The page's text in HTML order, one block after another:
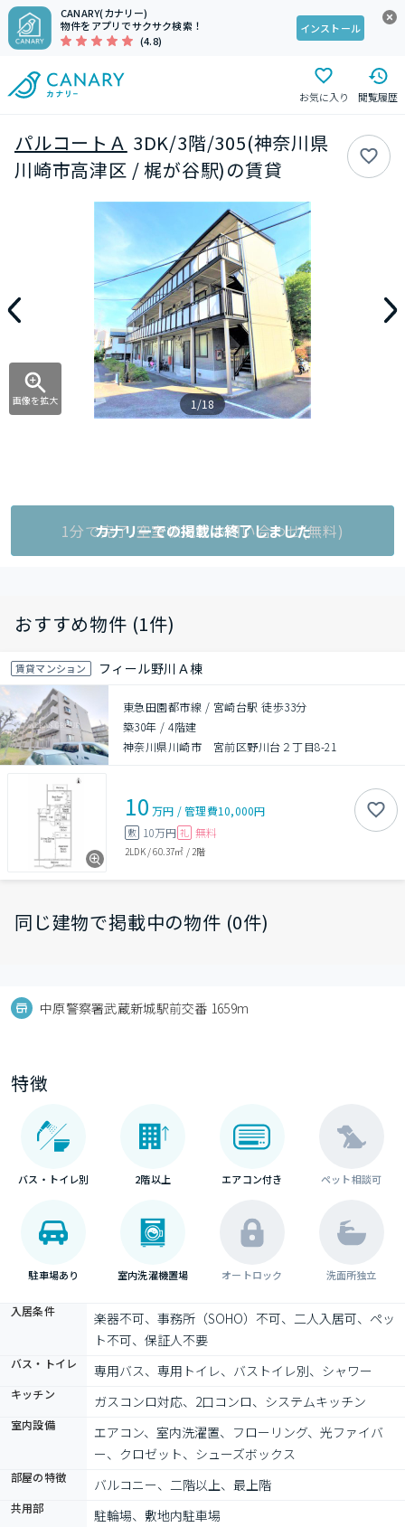
CANARY(カナリー)
物件をアプリでサクサク検索！
(4.8)
インストール
お気に入り 閲覧履歴
パルコートＡ 3DK/3階/305(神奈川県
川崎市高津区 / 梶が谷駅)の賃貸
画像を拡大 1/18
1分で完了!空室状況をお問い合わせ(無料)
カナリーでの掲載は終了しました
おすすめ物件 (1件)
賃貸マンション フィール野川Ａ棟
東急田園都市線 / 宮崎台駅 徒歩33分
築30年 /4階建
神奈川県川崎市 宮前区野川台２丁目8-21
10 万円 /管理費10,000円
敷 10万円 礼 無料
2LDK/60.37㎡ / 2階
同じ建物で掲載中の物件 (0件)
中原警察署武蔵新城駅前交番 1659m
特徴
バス・トイレ別 2階以上 エアコン付き ペット相談可
駐車場あり 室内洗濯機置場 オートロック 洗面所独立
入居条件
楽器不可、事務所（SOHO）不可、二人入居可、ペッ
ト不可、保証人不要
バス・トイレ 専用バス、専用トイレ、バストイレ別、シャワー
キッチン ガスコンロ対応、2口コンロ、システムキッチン
室内設備
エアコン、室内洗濯置、フローリング、光ファイバ
ー、クロゼット、シューズボックス
部屋の特徴 バルコニー、二階以上、最上階
共用部 駐輪場、敷地内駐車場